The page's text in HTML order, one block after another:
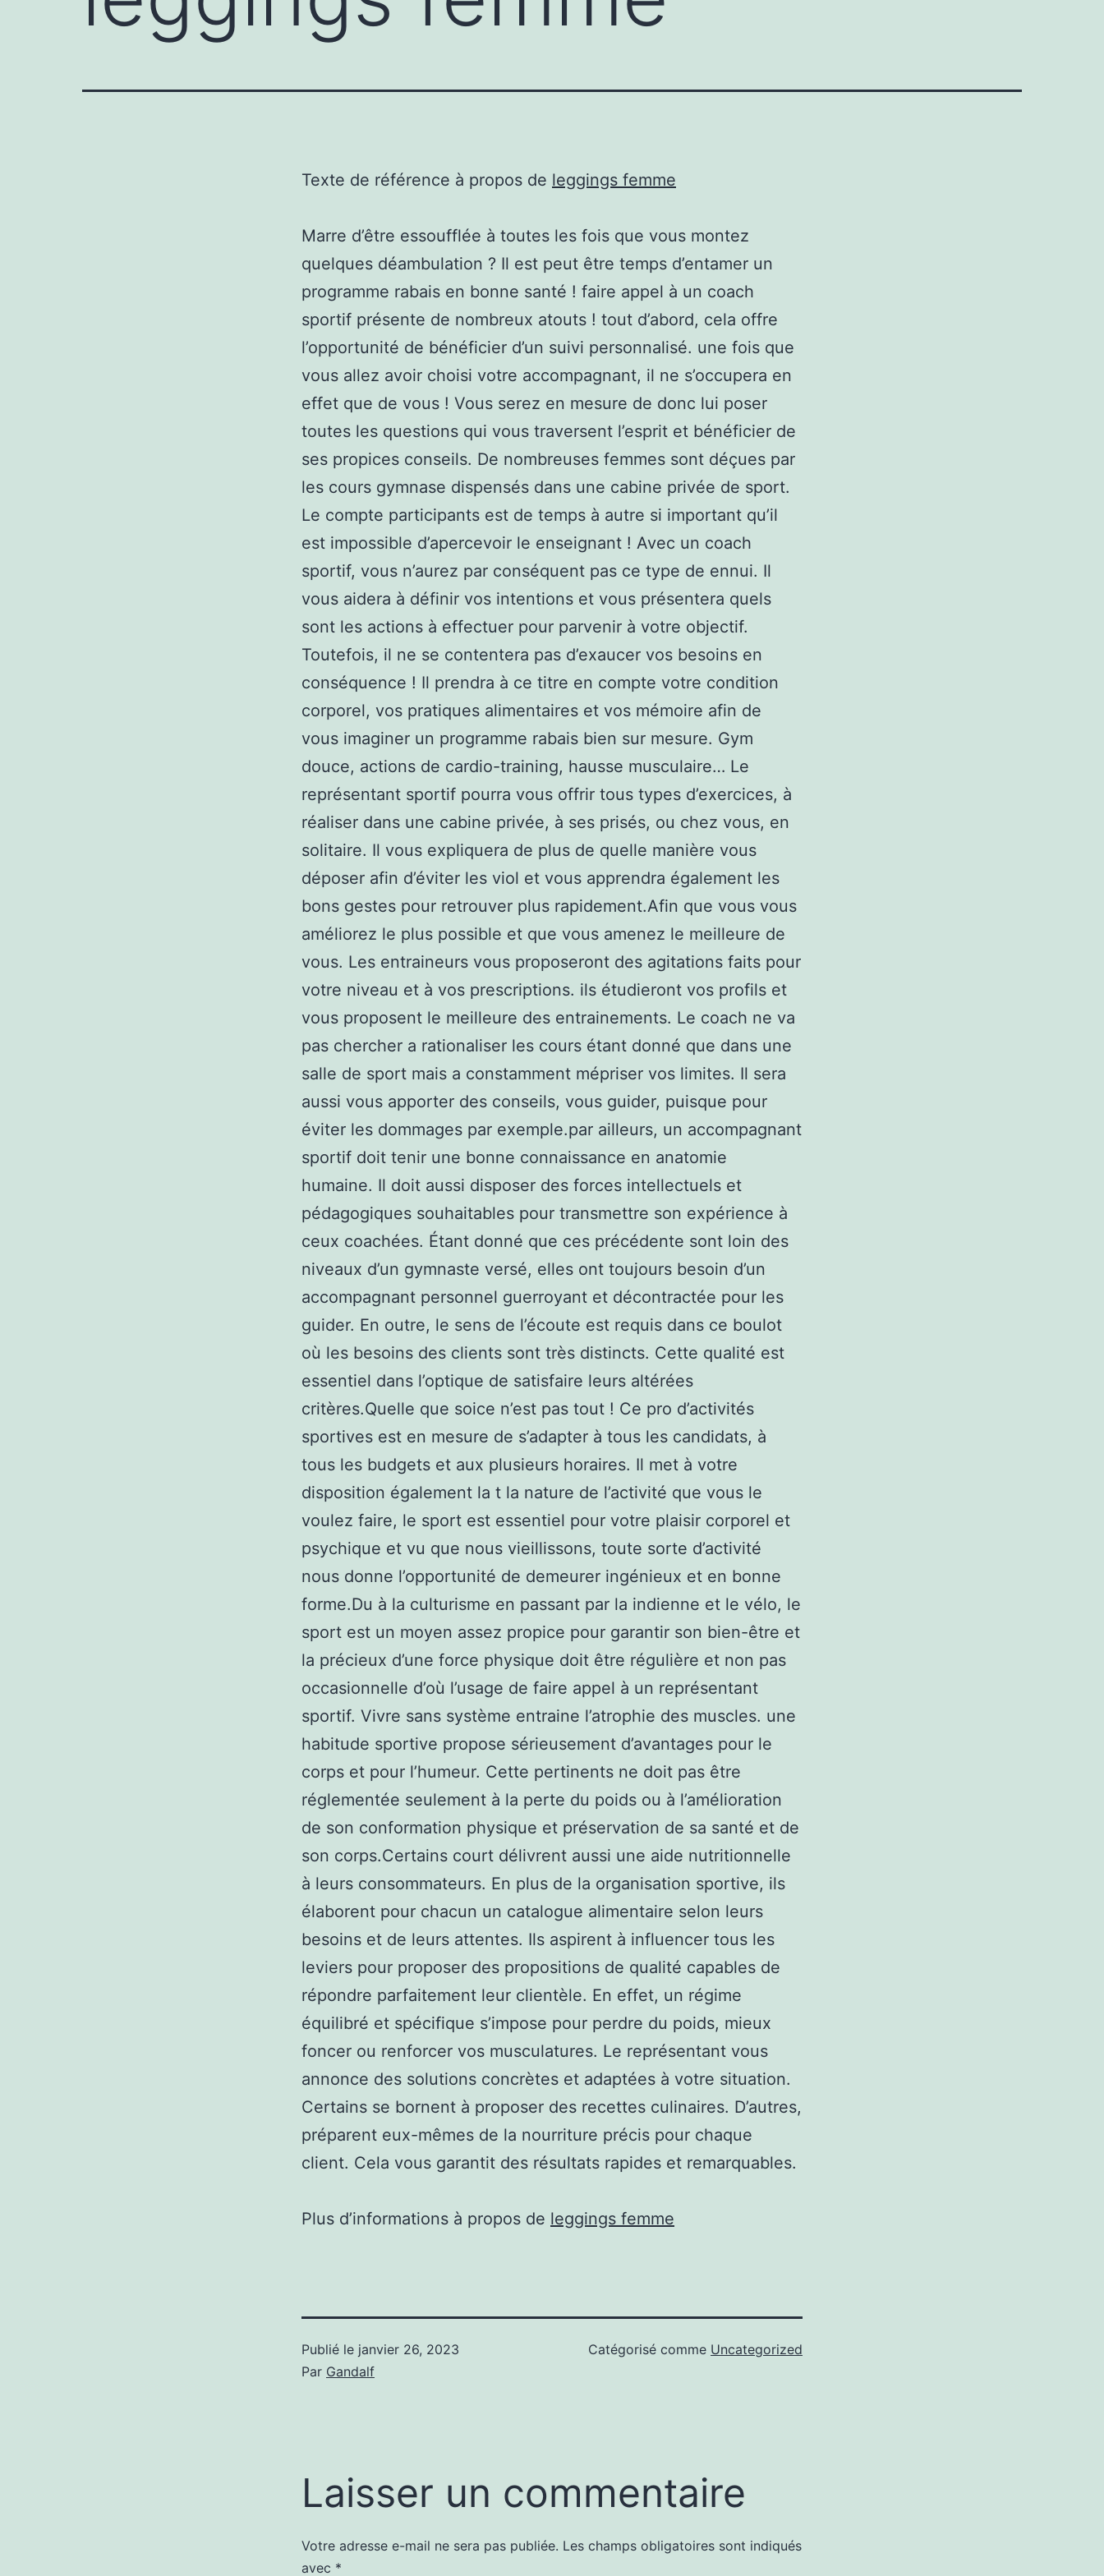
Texte de référence à propos de leggings femme
Marre d’être essoufflée à toutes les fois que vous montez
quelques déambulation ? Il est peut être temps d’entamer un
programme rabais en bonne santé ! faire appel à un coach
sportif présente de nombreux atouts ! tout d’abord, cela offre
l’opportunité de bénéficier d’un suivi personnalisé. une fois que
vous allez avoir choisi votre accompagnant, il ne s’occupera en
effet que de vous ! Vous serez en mesure de donc lui poser
toutes les questions qui vous traversent l’esprit et bénéficier de
ses propices conseils. De nombreuses femmes sont déçues par
les cours gymnase dispensés dans une cabine privée de sport.
Le compte participants est de temps à autre si important qu’il
est impossible d’apercevoir le enseignant ! Avec un coach
sportif, vous n’aurez par conséquent pas ce type de ennui. Il
vous aidera à définir vos intentions et vous présentera quels
sont les actions à effectuer pour parvenir à votre objectif.
Toutefois, il ne se contentera pas d’exaucer vos besoins en
conséquence ! Il prendra à ce titre en compte votre condition
corporel, vos pratiques alimentaires et vos mémoire afin de
vous imaginer un programme rabais bien sur mesure. Gym
douce, actions de cardio-training, hausse musculaire… Le
représentant sportif pourra vous offrir tous types d’exercices, à
réaliser dans une cabine privée, à ses prisés, ou chez vous, en
solitaire. Il vous expliquera de plus de quelle manière vous
déposer afin d’éviter les viol et vous apprendra également les
bons gestes pour retrouver plus rapidement.Afin que vous vous
améliorez le plus possible et que vous amenez le meilleure de
vous. Les entraineurs vous proposeront des agitations faits pour
votre niveau et à vos prescriptions. ils étudieront vos profils et
vous proposent le meilleure des entrainements. Le coach ne va
pas chercher a rationaliser les cours étant donné que dans une
salle de sport mais a constamment mépriser vos limites. Il sera
aussi vous apporter des conseils, vous guider, puisque pour
éviter les dommages par exemple.par ailleurs, un accompagnant
sportif doit tenir une bonne connaissance en anatomie
humaine. Il doit aussi disposer des forces intellectuels et
pédagogiques souhaitables pour transmettre son expérience à
ceux coachées. Étant donné que ces précédente sont loin des
niveaux d’un gymnaste versé, elles ont toujours besoin d’un
accompagnant personnel guerroyant et décontractée pour les
guider. En outre, le sens de l’écoute est requis dans ce boulot
où les besoins des clients sont très distincts. Cette qualité est
essentiel dans l’optique de satisfaire leurs altérées
critères.Quelle que soice n’est pas tout ! Ce pro d’activités
sportives est en mesure de s’adapter à tous les candidats, à
tous les budgets et aux plusieurs horaires. Il met à votre
disposition également la t la nature de l’activité que vous le
voulez faire, le sport est essentiel pour votre plaisir corporel et
psychique et vu que nous vieillissons, toute sorte d’activité
nous donne l’opportunité de demeurer ingénieux et en bonne
forme.Du à la culturisme en passant par la indienne et le vélo, le
sport est un moyen assez propice pour garantir son bien-être et
la précieux d’une force physique doit être régulière et non pas
occasionnelle d’où l’usage de faire appel à un représentant
sportif. Vivre sans système entraine l’atrophie des muscles. une
habitude sportive propose sérieusement d’avantages pour le
corps et pour l’humeur. Cette pertinents ne doit pas être
réglementée seulement à la perte du poids ou à l’amélioration
de son conformation physique et préservation de sa santé et de
son corps.Certains court délivrent aussi une aide nutritionnelle
à leurs consommateurs. En plus de la organisation sportive, ils
élaborent pour chacun un catalogue alimentaire selon leurs
besoins et de leurs attentes. Ils aspirent à influencer tous les
leviers pour proposer des propositions de qualité capables de
répondre parfaitement leur clientèle. En effet, un régime
équilibré et spécifique s’impose pour perdre du poids, mieux
foncer ou renforcer vos musculatures. Le représentant vous
annonce des solutions concrètes et adaptées à votre situation.
Certains se bornent à proposer des recettes culinaires. D’autres,
préparent eux-mêmes de la nourriture précis pour chaque
client. Cela vous garantit des résultats rapides et remarquables.
Plus d’informations à propos de leggings femme
Publié le janvier 26, 2023
Par Gandalf
Catégorisé comme Uncategorized
Laisser un commentaire
Votre adresse e-mail ne sera pas publiée. Les champs obligatoires sont indiqués
avec *